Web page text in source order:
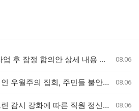
웨스트젯 객실 승무원, 파업 후 잠정 합의안 상세 내용 공개 08.06
앨버타 소도시서 열린 백인 우월주의 집회, 주민들 불안감 고조 08.06
캐나다 전역서 업무 스크린 감시 강화에 따른 직원 정신 건강 우려 제기 08.06